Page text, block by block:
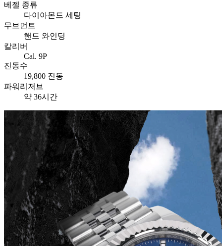
베젤 종류
다이아몬드 세팅
무브먼트
핸드 와인딩
칼리버
Cal. 9P
진동수
19,800 진동
파워리저브
약 36시간